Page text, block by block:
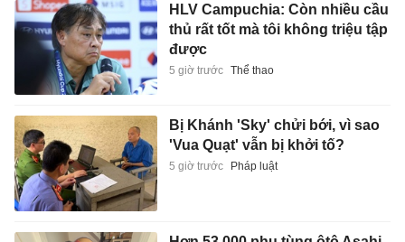
HLV Campuchia: Còn nhiều cầu
thủ rất tốt mà tôi không triệu tập
được
5 giờ trước Thể thao
Bị Khánh 'Sky' chửi bới, vì sao
'Vua Quạt' vẫn bị khởi tố?
5 giờ trước Pháp luật